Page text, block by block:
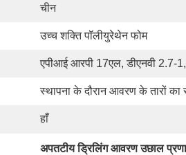
चीन
उच्च शक्ति पॉलीयुरेथेन फोम
एपीआई आरपी 17एल, डीएनवी 2.7-1,
स्थापना के दौरान आवरण के तारों का
हाँ
अपतटीय ड्रिलिंग आवरण उछाल